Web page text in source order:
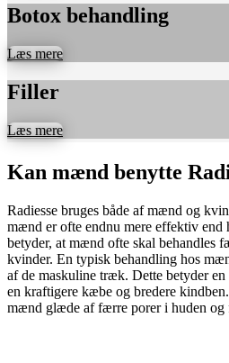
Botox behandling
Læs mere
Filler
Læs mere
Kan mænd benytte
Radiesse bruges både af mænd og
mænd er ofte endnu mere effektiv end
betyder, at mænd ofte skal behandles
kvinder. En typisk behandling hos
af de maskuline træk. Dette betyder en
en kraftigere kæbe og bredere
mænd glæde af færre porer i huden og